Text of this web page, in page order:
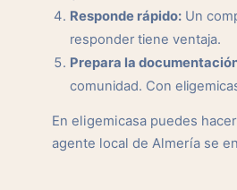
Responde rápido: Un
responder tiene ventaja.
Prepara la
comunidad. Con
En eligemicasa puedes
agente local de Almería se